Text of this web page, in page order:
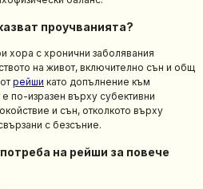
проучванията?
хора с хронични заболявания
на живот, включително сън и общ
рейши като допълнение към
е по-изразен върху субективни
и сън, отколкото върху
с безсъние.
на рейши за повече